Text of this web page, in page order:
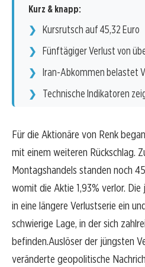
Kurz & knapp:
Kursrutsch auf 45,32 Euro
Fünftägiger Verlust von
Iran-Abkommen belastet
Technische Indikatoren
Für die Aktionäre von Renk
mit einem weiteren Rückschlag.
Montagshandels standen noch
womit die Aktie 1,93% verlor.
in eine längere Verlustserie ein
schwierige Lage, in der sich
befinden.Auslöser der jüngsten
veränderte geopolitische